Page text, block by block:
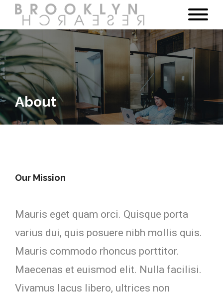
About
Our Mission
Mauris eget quam orci. Quisque porta
varius dui, quis posuere nibh mollis quis.
Mauris commodo rhoncus porttitor.
Maecenas et euismod elit. Nulla facilisi.
Vivamus lacus libero, ultrices non